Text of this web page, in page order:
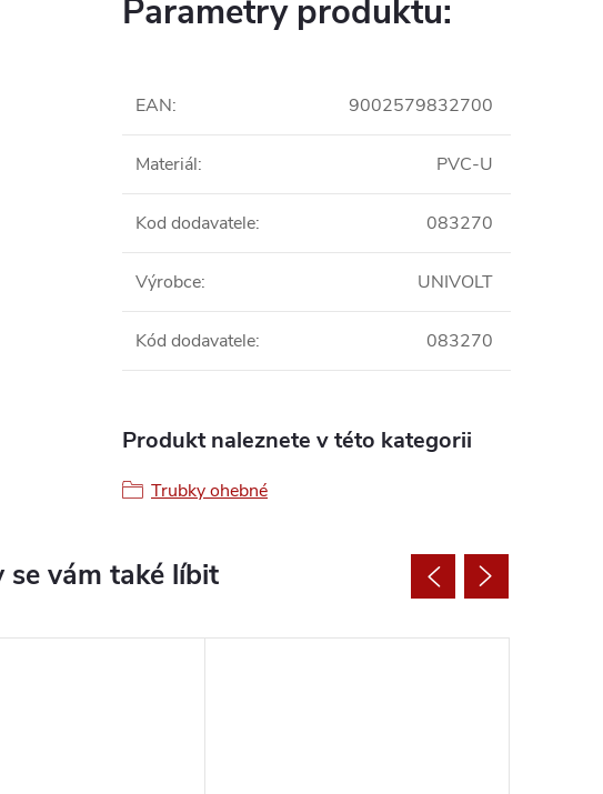
Parametry produktu:
EAN: 9002579832700
Materiál: PVC-U
Kod dodavatele: 083270
Výrobce: UNIVOLT
Kód dodavatele: 083270
Produkt naleznete v této kategorii
Trubky ohebné